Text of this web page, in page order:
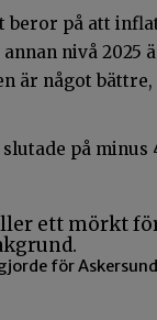
beror på att
nivå 2025
är något bättre,
på minus
för